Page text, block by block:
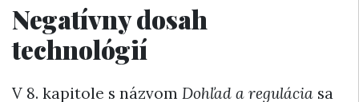
Negatívny dosah
technológií
V 8. kapitole s názvom Dohľad a regulácia sa